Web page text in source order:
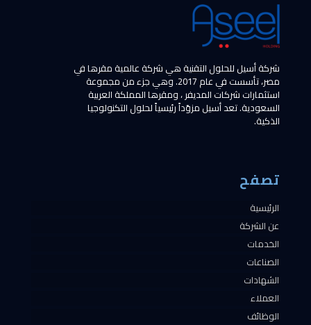
شركة أسيل للحلول التقنية هي شركة عالمية مقرها في
مصر، تأسست في عام 2017. وهي جزء من مجموعة
استثمارات شركات المديفر ، ومقرها المملكة العربية
السعودية. تعد أسيل مزوّداً رئيسياً لحلول التكنولوجيا
الذكية.
تصفح
الرئيسية
عن الشركة
الخدمات
الصناعات
الشهادات
العملاء
الوظائف